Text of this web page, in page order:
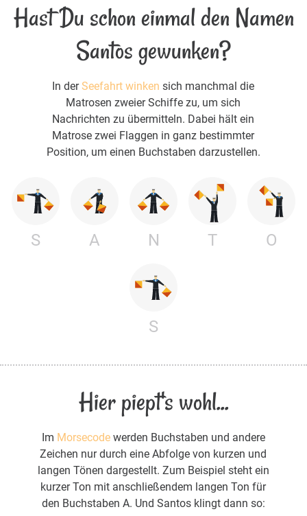
Hast Du schon einmal den Namen
Santos gewunken?
In derSeefahrt winken sich manchmal die
Matrosen zweier Schiffe zu, um sich
Nachrichten zu übermitteln. Dabei hält ein
Matrose zwei Flaggen in ganz bestimmter
Position, um einen Buchstaben darzustellen.
S A N T O
S
Hier piept's wohl...
Im Morsecodewerden Buchstaben und andere
Zeichen nur durch eine Abfolge von kurzen und
langen Tönen dargestellt. Zum Beispiel steht ein
kurzer Ton mit anschließendem langen Ton für
den Buchstaben A. Und Santos klingt dann so: